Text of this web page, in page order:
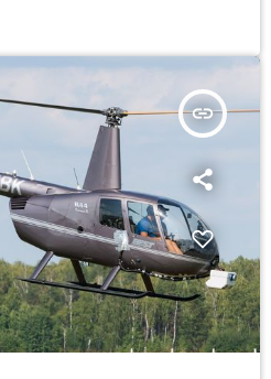
insert_link